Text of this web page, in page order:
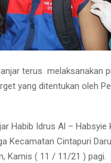
terus melaksanakan
yang ditentukan oleh
Habib Idrus Al – Habsyie
Kecamatan Cintapuri
Kamis ( 11 / 11/21 ) pagi.